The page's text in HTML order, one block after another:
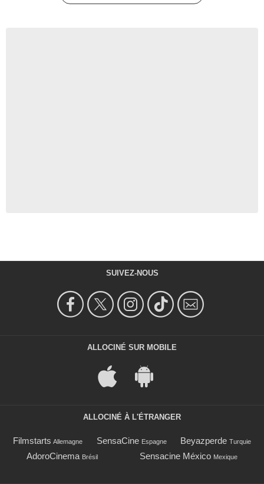
SUIVEZ-NOUS
ALLOCINÉ SUR MOBILE
ALLOCINÉ À L'ÉTRANGER
Filmstarts Allemagne SensaCine Espagne Beyazperde Turquie
AdoroCinema Brésil Sensacine México Mexique